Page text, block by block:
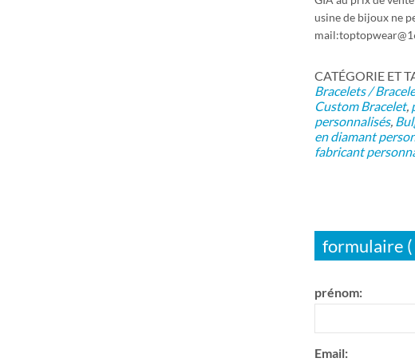
usine de bijoux ne
CATÉGORIE ET
Bracelets /
Custom Bracelet,
personnalisés,
en diamant
fabricant
formulaire (
prénom:
Email: